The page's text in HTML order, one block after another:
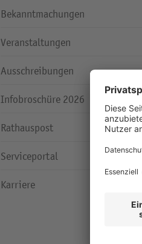
Bekanntmachungen
Veranstaltungen
Ausschreibungen
Infobroschüre 2026
Rathauspost
Serviceportal
Karriere